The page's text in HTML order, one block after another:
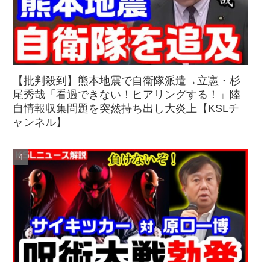
【批判殺到】熊本地震で自衛隊派遣→立憲・杉
尾秀哉「看過できない！ヒアリングする！」陸
自情報収集問題を突然持ち出し大炎上【KSLチ
ャンネル】